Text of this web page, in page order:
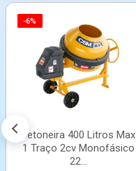
-6%
Betoneira 400 Litros Max
1 Traço 2cv Monofásico
22...